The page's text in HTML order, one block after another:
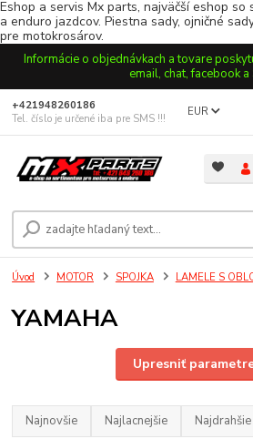
Eshop a servis Mx parts, najväčší eshop
a enduro jazdcov. Piestna sady, ojničné
pre motokrosárov.
Informácie o objednávkach a tovare
email, chat, facebook a
EUR
+421948260186
Tel. číslo je určené iba pre SMS !!!
Úvod MOTOR SPOJKA LAMELE S
YAMAHA
Upresniť
Najnovšie Najlacnejšie Najdrahšie